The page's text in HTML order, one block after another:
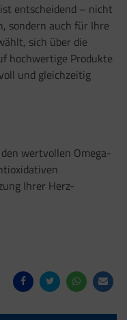
entscheidend – nicht
sondern auch für Ihre
sich über die
hochwertige Produkte
und gleichzeitig
wertvollen Omega-
Ihrer Herz-